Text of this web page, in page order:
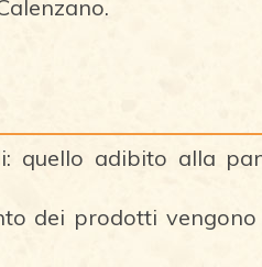
quello adibito alla
dei prodotti